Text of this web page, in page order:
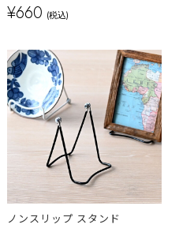
¥660 (税込)
ノンスリップ スタンド